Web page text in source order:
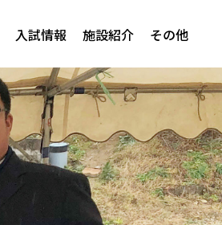
入試情報 施設紹介 その他